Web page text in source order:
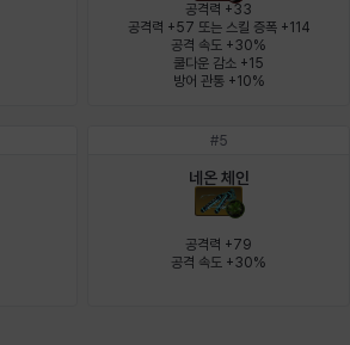
캐시
타지아
피올로
공격력 +33
공격력 +57 또는 스킬 증폭 +114
공격 속도 +30%
쿨다운 감소 +15
방어 관통 +10%
#5
네온 체인
공격력 +79
공격 속도 +30%